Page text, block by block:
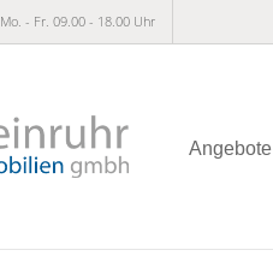
Mo. - Fr. 09.00 - 18.00 Uhr
Angebote